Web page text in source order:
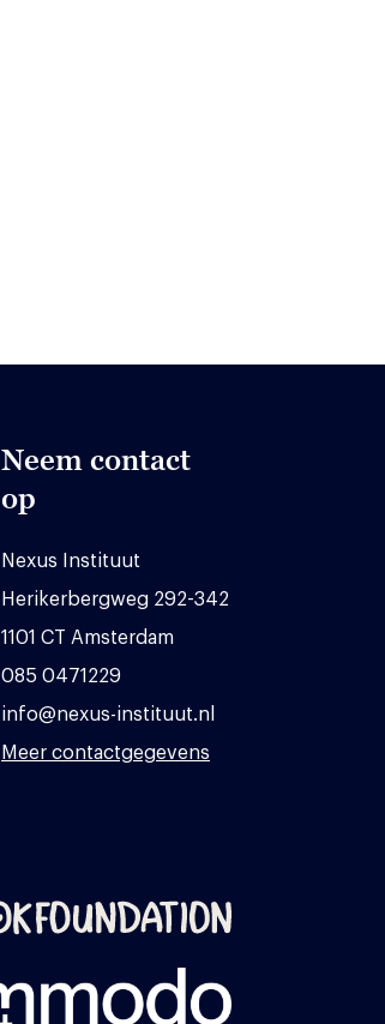
Neem contact
op
Nexus Instituut
Herikerbergweg 292-342
1101 CT Amsterdam
085 0471229
info@nexus-instituut.nl
Meer contactgegevens